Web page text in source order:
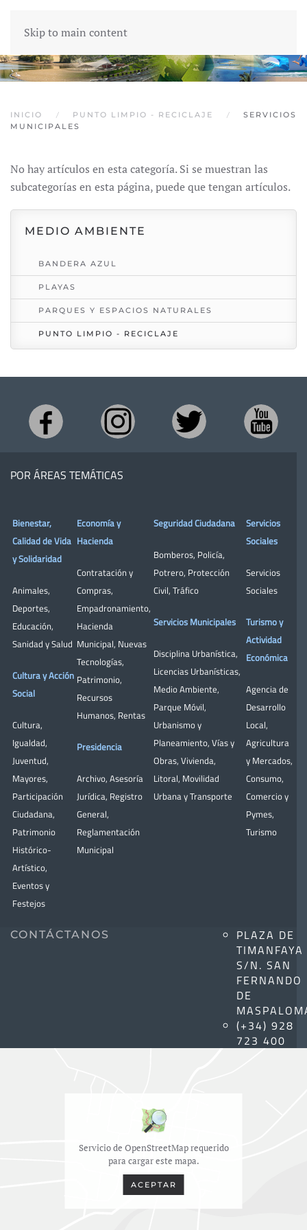
Skip to main content
INICIO PUNTO LIMPIO - RECICLAJE
SERVICIOS
MUNICIPALES
No hay artículos en esta categoría. Si se muestran las
subcategorías en esta página, puede que tengan artículos.
MEDIO AMBIENTE
BANDERA AZUL
PLAYAS
PARQUES Y ESPACIOS NATURALES
PUNTO LIMPIO - RECICLAJE
POR ÁREAS TEMÁTICAS
Bienestar,
Calidad de Vida
y Solidaridad
Animales,
Deportes,
Educación,
Sanidad y Salud
Cultura y Acción
Social
Cultura,
Igualdad,
Juventud,
Mayores,
Participación
Ciudadana,
Patrimonio
Histórico-
Artístico,
Eventos y
Festejos
Economía y
Hacienda
Contratación y
Compras,
Empadronamiento,
Hacienda
Municipal, Nuevas
Tecnologías,
Patrimonio,
Recursos
Humanos, Rentas
Presidencia
Archivo, Asesoría
Jurídica, Registro
General,
Reglamentación
Municipal
Seguridad Ciudadana
Bomberos, Policía,
Potrero, Protección
Civil, Tráfico
Servicios Municipales
Disciplina Urbanística,
Licencias Urbanísticas,
Medio Ambiente,
Parque Móvil,
Urbanismo y
Planeamiento, Vías y
Obras, Vivienda,
Litoral, Movilidad
Urbana y Transporte
Servicios
Sociales
Servicios
Sociales
Turismo y
Actividad
Económica
Agencia de
Desarrollo
Local,
Agricultura
y Mercados,
Consumo,
Comercio y
Pymes,
Turismo
CONTÁCTANOS
PLAZA DE
TIMANFAYA
S/N. SAN
FERNANDO
DE
(+34) 928
723 400
Servicio de OpenStreetMap requerido
para cargar este mapa.
ACEPTAR